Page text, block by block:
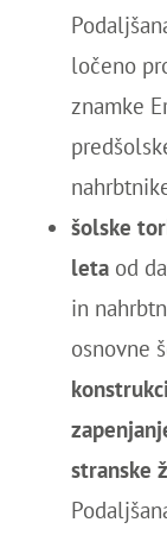
ločeno
znamke
šolske
leta od
in
osnovne
stranske